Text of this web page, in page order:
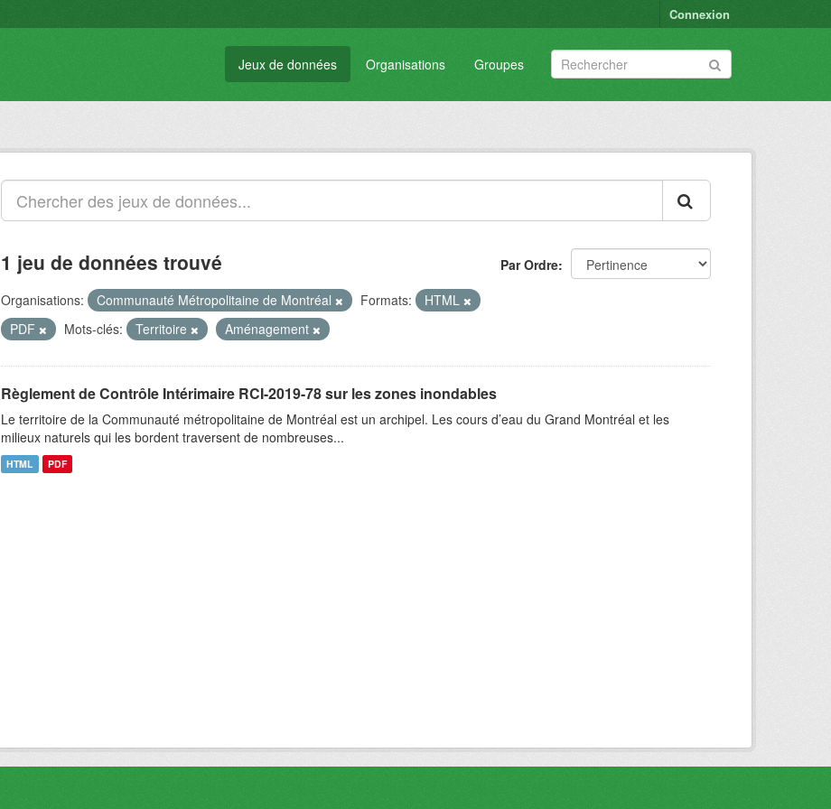
Connexion
Jeux de données Organisations Groupes
Par Ordre
1 jeu de données trouvé
Organisations: Communauté Métropolitaine de Montréal Formats:
HTML
PDF
Mots-clés: Territoire Aménagement
Règlement de Contrôle Intérimaire RCI-2019-78 sur les zones inondables
Le territoire de la Communauté métropolitaine de Montréal est un archipel. Les cours d’eau du Grand Montréal et les
milieux naturels qui les bordent traversent de nombreuses...
HTML PDF